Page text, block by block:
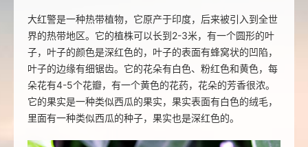
大红警是一种热带植物，它原产于印度，后来被引入到全世
界的热带地区。它的植株可以长到2-3米，有一个圆形的叶
子，叶子的颜色是深红色的，叶子的表面有蜂窝状的凹陷，
叶子的边缘有细锯齿。它的花朵有白色、粉红色和黄色，每
朵花有4-5个花瓣，有一个黄色的花药，花朵的芳香很浓。
它的果实是一种类似西瓜的果实，果实表面有白色的绒毛，
里面有一种类似西瓜的种子，果实也是深红色的。